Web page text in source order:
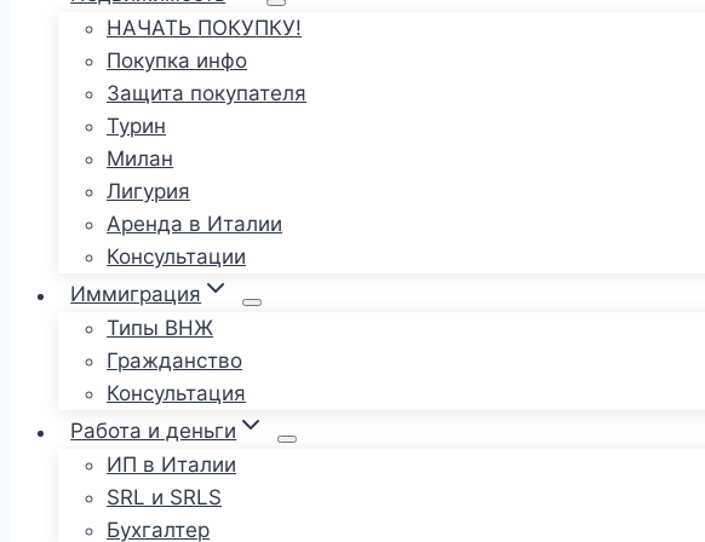
НАЧАТЬ ПОКУПКУ!
Покупка инфо
Защита покупателя
Турин
Милан
Лигурия
Аренда в Италии
Консультации
Иммиграция
Типы ВНЖ
Гражданство
Консультация
Работа и деньги
ИП в Италии
SRL и SRLS
Бухгалтер